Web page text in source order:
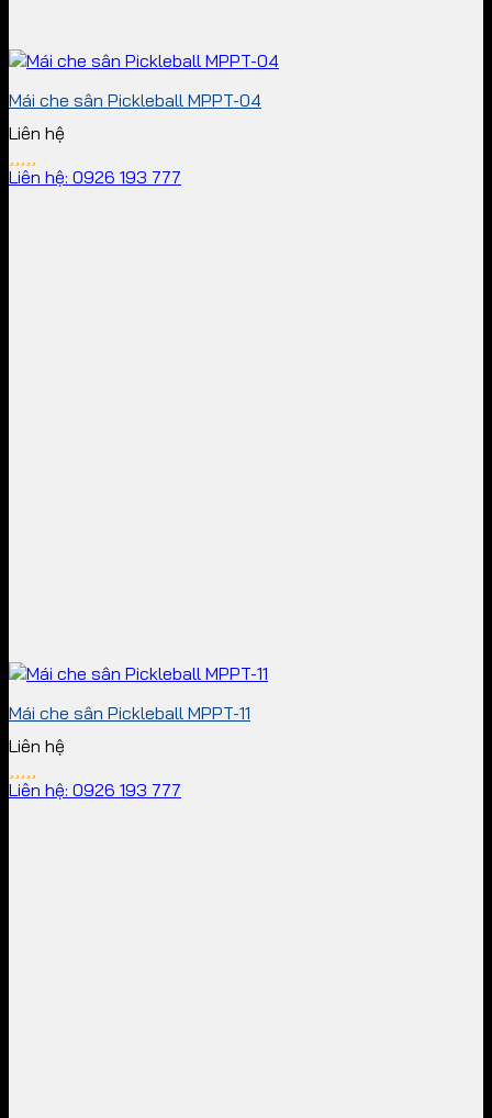
Mái che sân Pickleball MPPT-04
Liên hệ
Liên hệ: 0926 193 777
Mái che sân Pickleball MPPT-11
Liên hệ
Liên hệ: 0926 193 777